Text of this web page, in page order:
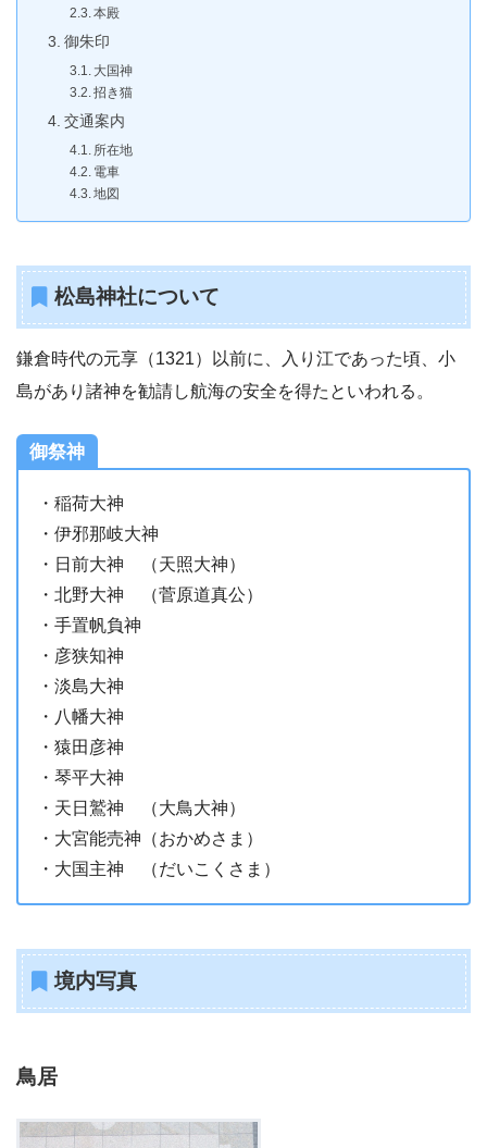
本殿
御朱印
大国神
招き猫
交通案内
所在地
電車
地図
松島神社について
鎌倉時代の元享（1321）以前に、入り江であった頃、小
島があり諸神を勧請し航海の安全を得たといわれる。
御祭神
・稲荷大神
・伊邪那岐大神
・日前大神 （天照大神）
・北野大神 （菅原道真公）
・手置帆負神
・彦狭知神
・淡島大神
・八幡大神
・猿田彦神
・琴平大神
・天日鷲神 （大鳥大神）
・大宮能売神（おかめさま）
・大国主神 （だいこくさま）
境内写真
鳥居